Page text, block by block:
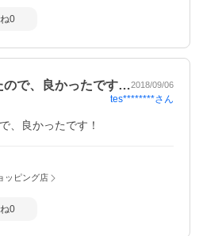
0
ので、良かったです…2018/09/06
tes********さん
、良かったです！
ッピング店
0